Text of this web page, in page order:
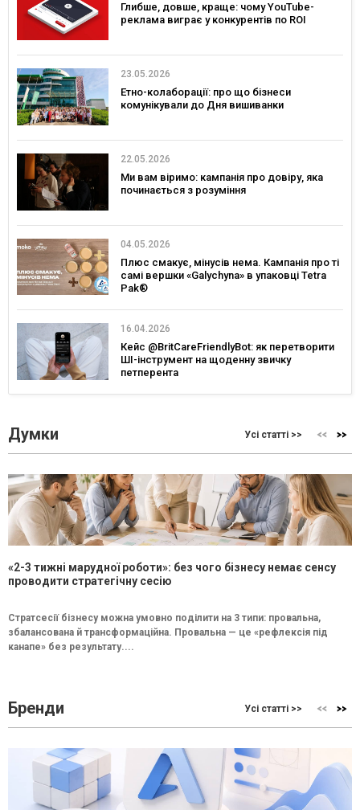
Глибше, довше, краще: чому YouTube-
реклама виграє у конкурентів по ROI
23.05.2026
Етно-колаборації: про що бізнеси
комунікували до Дня вишиванки
22.05.2026
Ми вам віримо: кампанія про довіру, яка
починається з розуміння
04.05.2026
Плюс смакує, мінусів нема. Кампанія про ті
самі вершки «Galychyna» в упаковці Tetra
Pak®
16.04.2026
Кейс @BritCareFriendlyBot: як перетворити
ШІ-інструмент на щоденну звичку
петперента
Думки Усі статті >>
«2-3 тижні марудної роботи»: без чого бізнесу немає сенсу
проводити стратегічну сесію
Стратсесії бізнесу можна умовно поділити на 3 типи: провальна,
збалансована й трансформаційна. Провальна — це «рефлексія під
канапе» без результату....
Бренди Усі статті >>